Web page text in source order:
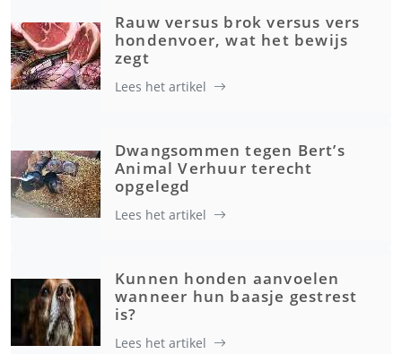
Rauw versus brok versus vers
hondenvoer, wat het bewijs
zegt
Lees het artikel
Dwangsommen tegen Bert’s
Animal Verhuur terecht
opgelegd
Lees het artikel
Kunnen honden aanvoelen
wanneer hun baasje gestrest
is?
Lees het artikel